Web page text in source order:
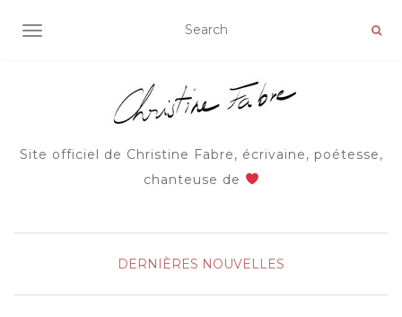
AFFICHER/MASQUER LA NAVIGATION
Site officiel de Christine Fabre, écrivaine, poétesse,
chanteuse de
DERNIÈRES NOUVELLES